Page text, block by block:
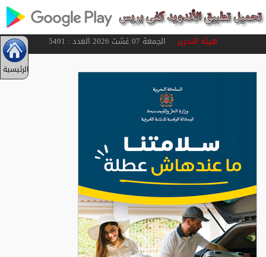
هيئة التحريرالجمعة 07 غشت 2026 العدد : 5491
الرئيسية